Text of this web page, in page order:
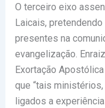
O terceiro eixo
Laicais,
presentes na
evangelização.
Exortação
que “tais
ligados a